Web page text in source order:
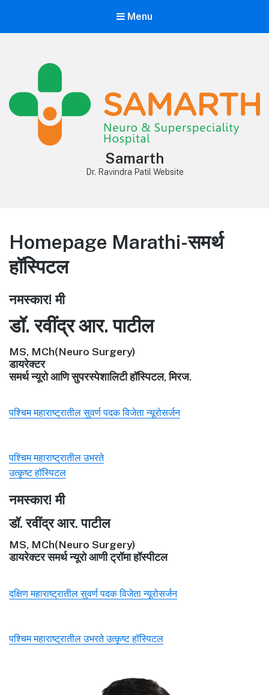
Menu
Samarth
Dr. Ravindra Patil Website
Homepage Marathi-समर्थ
हॉस्पिटल
नमस्कार! मी
डॉ. रवींद्र आर. पाटील
MS, MCh(Neuro Surgery)
डायरेक्टर
समर्थ न्यूरो आणि सुपरस्पेशालिटी हॉस्पिटल, मिरज.
पश्चिम महाराष्ट्रातील सुवर्ण पदक विजेता न्यूरोसर्जन
पश्चिम महाराष्ट्रातील उभरते
उत्कृष्ट हॉस्पिटल
नमस्कार! मी
डॉ. रवींद्र आर. पाटील
MS, MCh(Neuro Surgery)
डायरेक्टर समर्थ न्यूरो आणी ट्रॉमा हॉस्पीटल
दक्षिण महाराष्ट्रातील सुवर्ण पदक विजेता न्यूरोसर्जन
पश्चिम महाराष्ट्रातील उभरते उत्कृष्ट हॉस्पिटल